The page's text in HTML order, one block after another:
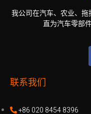
我公司在汽车、农业、
直为汽车零部
联系我们
+86 020 8454 8396